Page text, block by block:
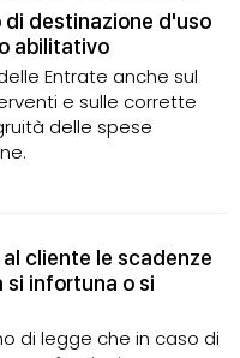
di destinazione d'uso
abilitativo
Entrate anche sul
e sulle corrette
delle spese
cliente le scadenze
si infortuna o si
di legge che in caso di